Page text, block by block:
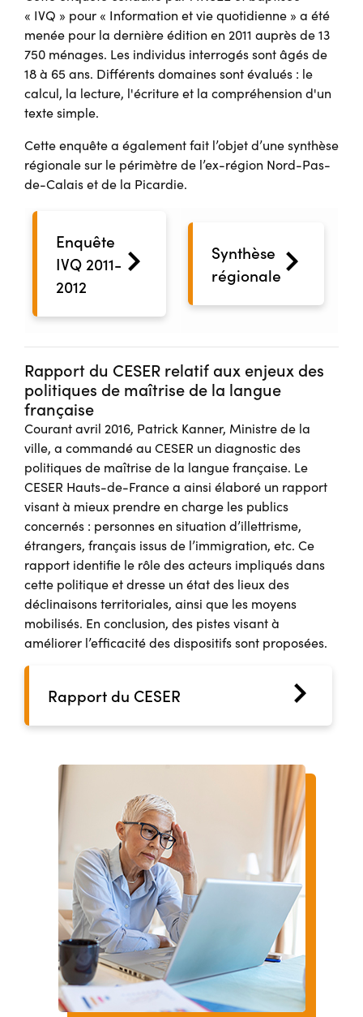
« IVQ » pour « Information et vie quotidienne » a été
menée pour la dernière édition en 2011 auprès de 13
750 ménages. Les individus interrogés sont âgés de
18 à 65 ans. Différents domaines sont évalués : le
calcul, la lecture, l'écriture et la compréhension d'un
texte simple.
Cette enquête a également fait l’objet d’une synthèse
régionale sur le périmètre de l’ex-région Nord-Pas-
de-Calais et de la Picardie.
Enquête
IVQ 2011-
2012
Synthèse
régionale
Rapport du CESER relatif aux enjeux des
politiques de maîtrise de la langue
française
Courant avril 2016, Patrick Kanner, Ministre de la
ville, a commandé au CESER un diagnostic des
politiques de maîtrise de la langue française. Le
CESER Hauts-de-France a ainsi élaboré un rapport
visant à mieux prendre en charge les publics
concernés : personnes en situation d’illettrisme,
étrangers, français issus de l’immigration, etc. Ce
rapport identifie le rôle des acteurs impliqués dans
cette politique et dresse un état des lieux des
déclinaisons territoriales, ainsi que les moyens
mobilisés. En conclusion, des pistes visant à
améliorer l’efficacité des dispositifs sont proposées.
Rapport du CESER